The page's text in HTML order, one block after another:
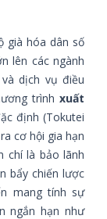
già hóa dân số
lên các ngành
dịch vụ điều
trìnhxuất
định (Tokutei
cơ hội gia hạn
chí là bảo lãnh
bẩy chiến lược
mang tính sự
ngắn hạn như